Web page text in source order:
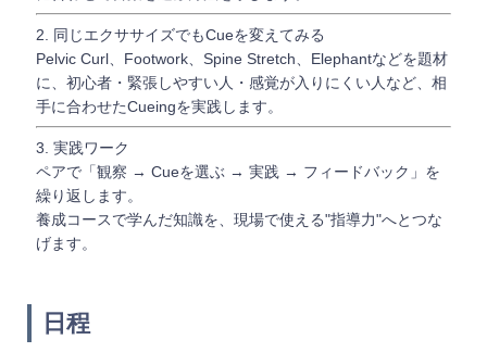
2. 同じエクササイズでもCueを変えてみる
Pelvic Curl、Footwork、Spine Stretch、Elephantなどを題材
に、初心者・緊張しやすい人・感覚が入りにくい人など、相
手に合わせたCueingを実践します。
3. 実践ワーク
ペアで「観察 → Cueを選ぶ → 実践 → フィードバック」を
繰り返します。
養成コースで学んだ知識を、現場で使える"指導力"へとつな
げます。
日程